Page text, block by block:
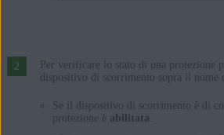
Per verificare lo stato di una protezione
dispositivo di scorrimento sopra il nome
Se il dispositivo di scorrimento è di
protezione è abilitata